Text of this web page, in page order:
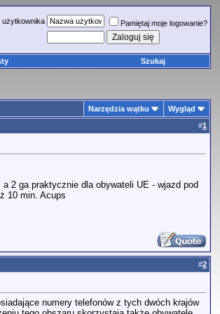
użytkownika
Pamiętaj moje logowanie?
Szukaj
Narzędzia wątku
Wygląd
#1
2 ga praktycznie dla obywateli UE - wjazd pod
10 min. Acups
#2
numery telefonów z tych dwóch krajów